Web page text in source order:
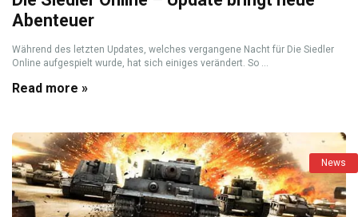
Abenteuer
Während des letzten Updates, welches vergangene Nacht für Die Siedler
Online aufgespielt wurde, hat sich einiges verändert. So ...
Read more »
News